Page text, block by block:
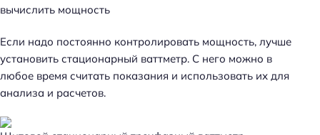
вычислить мощность
Если надо постоянно контролировать мощность, лучше
установить стационарный ваттметр. С него можно в
любое время считать показания и использовать их для
анализа и расчетов.